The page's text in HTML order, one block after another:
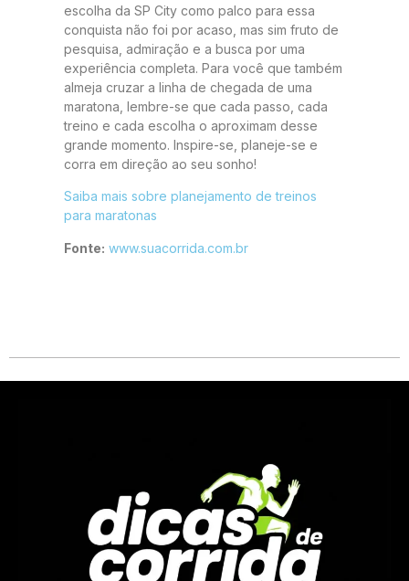
escolha da SP City como palco para essa
conquista não foi por acaso, mas sim fruto de
pesquisa, admiração e a busca por uma
experiência completa. Para você que também
almeja cruzar a linha de chegada de uma
maratona, lembre-se que cada passo, cada
treino e cada escolha o aproximam desse
grande momento. Inspire-se, planeje-se e
corra em direção ao seu sonho!
Saiba mais sobre planejamento de treinos
para maratonas
Fonte: www.suacorrida.com.br